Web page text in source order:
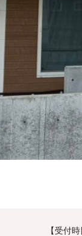
【受付